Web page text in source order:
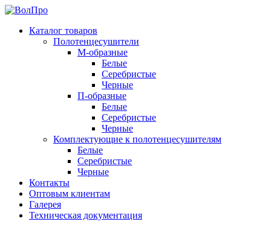
Каталог товаров
Полотенцесушители
М-образные
Белые
Серебристые
Черные
П-образные
Белые
Серебристые
Черные
Комплектующие к полотенцесушителям
Белые
Серебристые
Черные
Контакты
Оптовым клиентам
Галерея
Техническая документация